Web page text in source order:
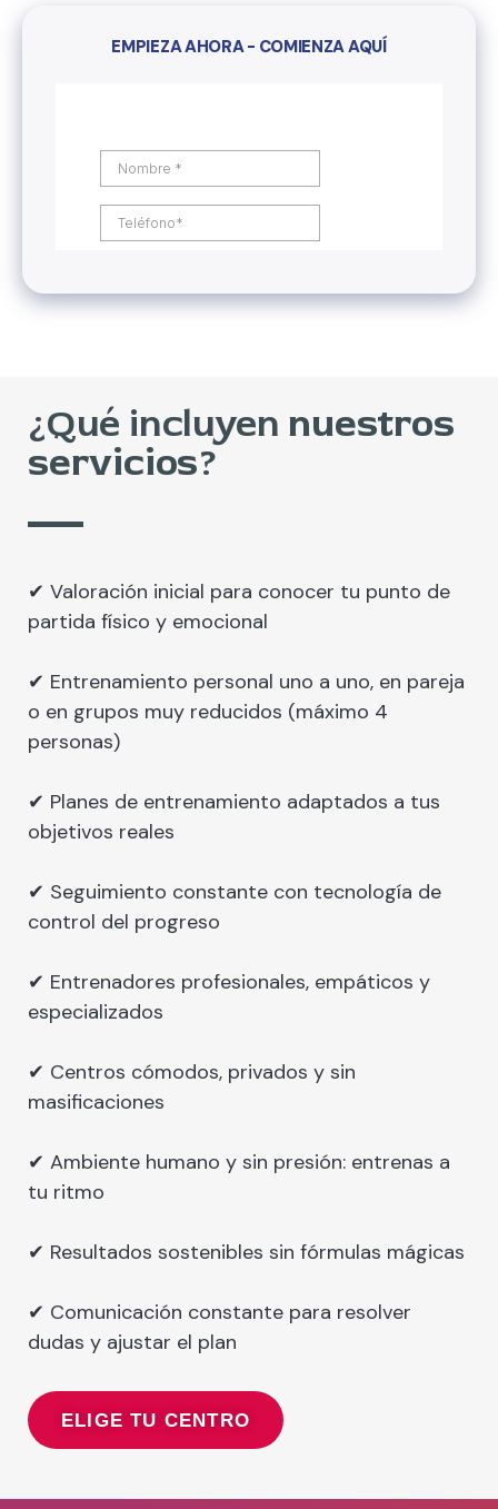
EMPIEZA AHORA - COMIENZA AQUÍ
¿Qué incluyen nuestros
servicios?
✔ Valoración inicial para conocer tu punto de
partida físico y emocional
✔ Entrenamiento personal uno a uno, en pareja
o en grupos muy reducidos (máximo 4
personas)
✔ Planes de entrenamiento adaptados a tus
objetivos reales
✔ Seguimiento constante con tecnología de
control del progreso
✔ Entrenadores profesionales, empáticos y
especializados
✔ Centros cómodos, privados y sin
masificaciones
✔ Ambiente humano y sin presión: entrenas a
tu ritmo
✔ Resultados sostenibles sin fórmulas mágicas
✔ Comunicación constante para resolver
dudas y ajustar el plan
ELIGE TU CENTRO